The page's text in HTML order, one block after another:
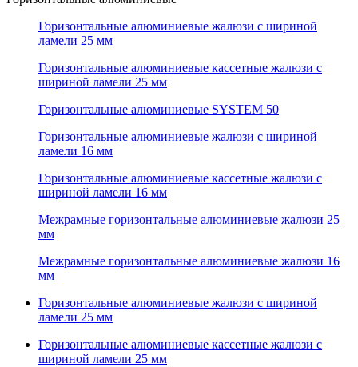
Горизонтальные алюминиевые жалюзи с шириной
ламели 25 мм
Горизонтальные алюминиевые кассетные жалюзи с
шириной ламели 25 мм
Горизонтальные алюминиевые SYSTEM 50
Горизонтальные алюминиевые жалюзи с шириной
ламели 16 мм
Горизонтальные алюминиевые кассетные жалюзи с
шириной ламели 16 мм
Межрамные горизонтальные алюминиевые жалюзи 25
мм
Межрамные горизонтальные алюминиевые жалюзи 16
мм
Горизонтальные алюминиевые жалюзи с шириной
ламели 25 мм
Горизонтальные алюминиевые кассетные жалюзи с
шириной ламели 25 мм